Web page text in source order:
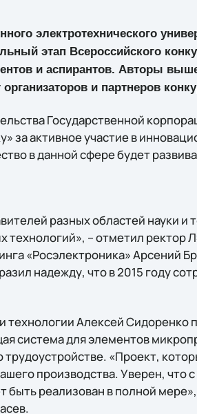
электротехнического
этап Всероссийского
и аспирантов. Авторы
и партнеров
Государственной
за активное участие в
в данной сфере будет
разных областей науки и
– отметил ректор
«Росэлектроника» Арсений
надежду, что в 2015 году
Алексей Сидоренко
система для элементов
«Проект,
производства. Уверен, что
реализован в полной